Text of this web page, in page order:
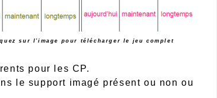
sur l'image pour télécharger le jeu complet
pour les CP.
le support imagé présent ou non ou